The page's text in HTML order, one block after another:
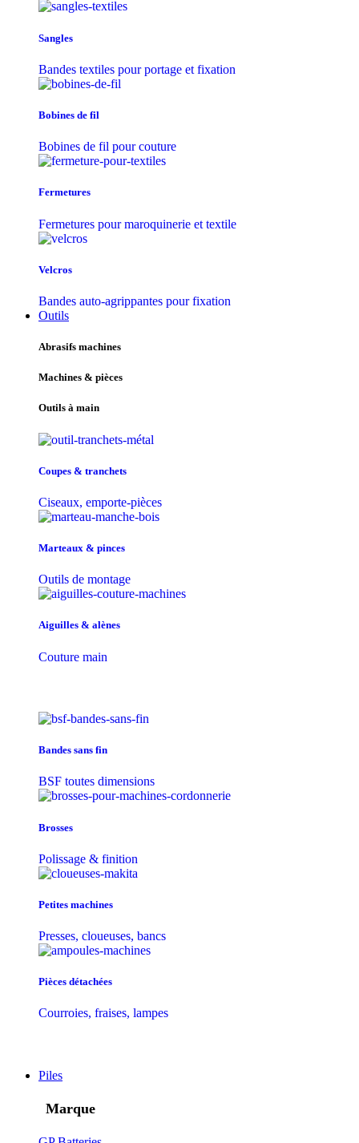
Sangles
Bandes textiles pour portage et fixation
Bobines de fil
Bobines de fil pour couture
Fermetures
Fermetures pour maroquinerie et textile
Velcros
Bandes auto-agrippantes pour fixation
Outils
Abrasifs machines
Machines & pièces
Outils à main
Coupes & tranchets
Ciseaux, emporte-pièces
Marteaux & pinces
Outils de montage
Aiguilles & alènes
Couture main
Bandes sans fin
BSF toutes dimensions
Brosses
Polissage & finition
Petites machines
Presses, cloueuses, bancs
Pièces détachées
Courroies, fraises, lampes
Piles
Marque